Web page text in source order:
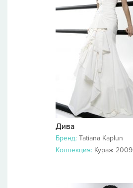
Дива
Бренд: Tatiana Kaplun
Коллекция: Кураж 2009